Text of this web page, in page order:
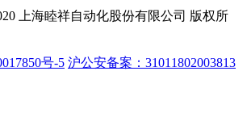
上海睦祥自动化股份有限公司 版权所
号-5 沪公安备案：31011802003813